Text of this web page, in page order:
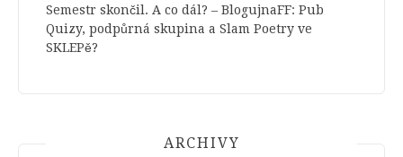
Semestr skončil. A co dál? – BlogujnaFF: Pub
Quizy, podpůrná skupina a Slam Poetry ve
SKLEPě?
ARCHIVY